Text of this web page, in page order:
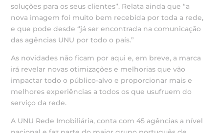
soluções para os seus clientes”. Relata ainda que “a
nova imagem foi muito bem recebida por toda a rede,
e que pode desde “já ser encontrada na comunicação
das agências UNU por todo o país.”
As novidades não ficam por aqui e, em breve, a marca
irá revelar novas otimizações e melhorias que vão
impactar todo o público-alvo e proporcionar mais e
melhores experiências a todos os que usufruem do
serviço da rede.
A UNU Rede Imobiliária, conta com 45 agências a nível